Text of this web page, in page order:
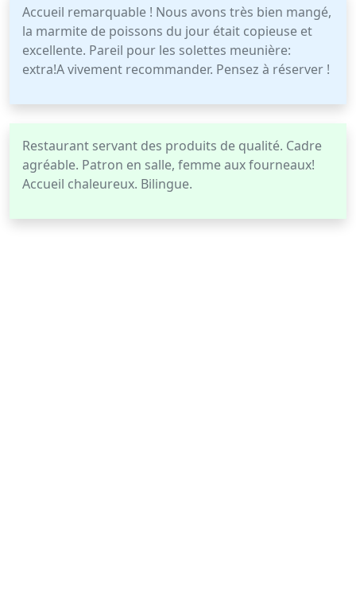
Accueil remarquable ! Nous avons très bien mangé,
la marmite de poissons du jour était copieuse et
excellente. Pareil pour les solettes meunière:
extra!A vivement recommander. Pensez à réserver !
Restaurant servant des produits de qualité. Cadre
agréable. Patron en salle, femme aux fourneaux!
Accueil chaleureux. Bilingue.